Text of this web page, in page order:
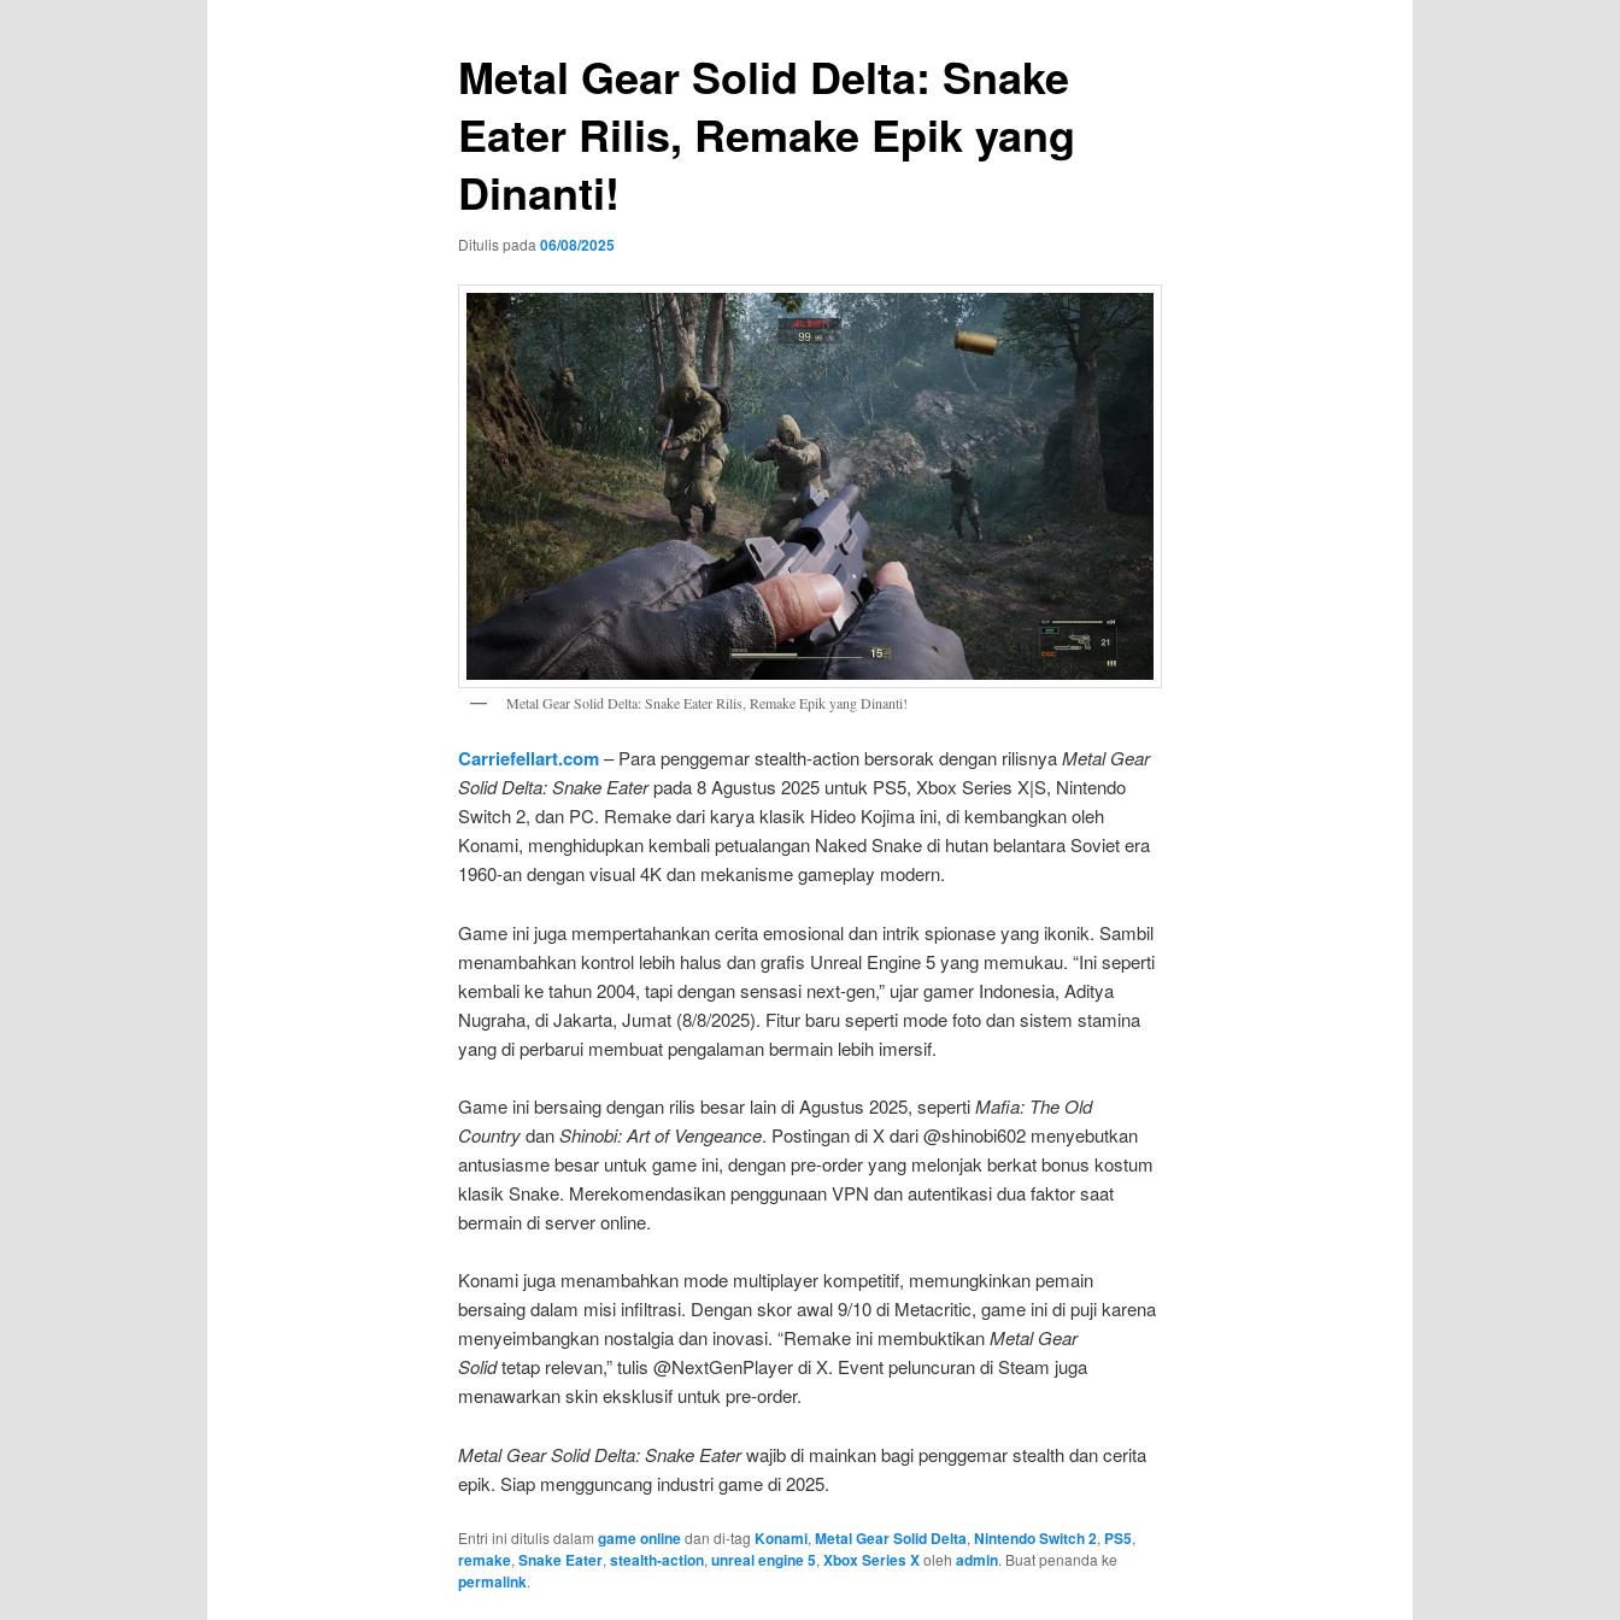
Metal Gear Solid Delta: Snake
Eater Rilis, Remake Epik yang
Dinanti!
Ditulis pada 06/08/2025
Metal Gear Solid Delta: Snake Eater Rilis, Remake Epik yang Dinanti!
Carriefellart.com– Para penggemar stealth-action bersorak dengan rilisnyaMetal Gear
Solid Delta: Snake Eaterpada 8 Agustus 2025 untuk PS5, Xbox Series X|S, Nintendo
Switch 2, dan PC. Remake dari karya klasik Hideo Kojima ini, di kembangkan oleh
Konami, menghidupkan kembali petualangan Naked Snake di hutan belantara Soviet era
1960-an dengan visual 4K dan mekanisme gameplay modern.
Game ini juga mempertahankan cerita emosional dan intrik spionase yang ikonik. Sambil
menambahkan kontrol lebih halus dan grafis Unreal Engine 5 yang memukau. “Ini seperti
kembali ke tahun 2004, tapi dengan sensasi next-gen,” ujar gamer Indonesia, Aditya
Nugraha, di Jakarta, Jumat (8/8/2025). Fitur baru seperti mode foto dan sistem stamina
yang di perbarui membuat pengalaman bermain lebih imersif.
Game ini bersaing dengan rilis besar lain di Agustus 2025, sepertiMafia: The Old
CountrydanShinobi: Art of Vengeance. Postingan di X dari @shinobi602 menyebutkan
antusiasme besar untuk game ini, dengan pre-order yang melonjak berkat bonus kostum
klasik Snake. Merekomendasikan penggunaan VPN dan autentikasi dua faktor saat
bermain di server online.
Konami juga menambahkan mode multiplayer kompetitif, memungkinkan pemain
bersaing dalam misi infiltrasi. Dengan skor awal 9/10 di Metacritic, game ini di puji karena
menyeimbangkan nostalgia dan inovasi. “Remake ini membuktikanMetal Gear
Solidtetap relevan,” tulis @NextGenPlayer di X. Event peluncuran di Steam juga
menawarkan skin eksklusif untuk pre-order.
Metal Gear Solid Delta: Snake Eaterwajib di mainkan bagi penggemar stealth dan cerita
epik. Siap mengguncang industri game di 2025.
Entri ini ditulis dalam game onlinedan di-tag Konami, Metal Gear Solid Delta, Nintendo Switch 2, PS5,
remake, Snake Eater, stealth-action, unreal engine 5, Xbox Series Xoleh admin. Buat penanda ke
permalink.